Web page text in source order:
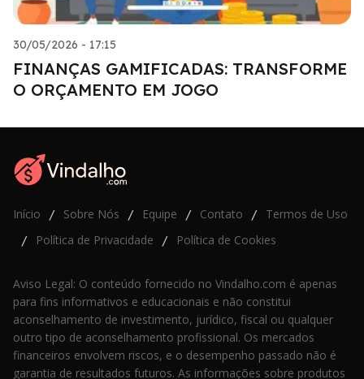
30/05/2026 - 17:15
FINANÇAS GAMIFICADAS: TRANSFORME
O ORÇAMENTO EM JOGO
Início / Sobre Nós / Equipe / Contato / Termos de Uso
/ Política de Privacidade / Política de Cookies
Aviso Legal: O conteúdo fornecido no Vindalho.com é apenas
para fins informativos e educacionais e não constitui
aconselhamento de investimento, jurídico, fiscal ou qualquer
outro tipo de aconselhamento profissional. Os mercados
financeiros envolvem riscos, e o desempenho passado não é
garantia de resultados futuros. As informações sobre produtos